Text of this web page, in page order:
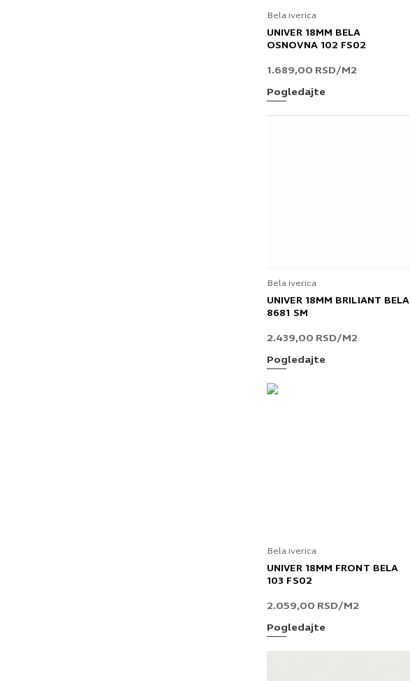
Bela iverica
UNIVER 18MM BELA
OSNOVNA 102 FS02
1.689,00 RSD/M2
Pogledajte
Bela iverica
UNIVER 18MM BRILIANT BELA
8681 SM
2.439,00 RSD/M2
Pogledajte
Bela iverica
UNIVER 18MM FRONT BELA
103 FS02
2.059,00 RSD/M2
Pogledajte